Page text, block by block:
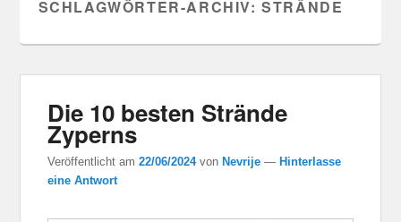
SCHLAGWÖRTER-ARCHIV:STRÄNDE
Die 10 besten Strände
Zyperns
Veröffentlicht am22/06/2024 von Nevrije — Hinterlasse
eine Antwort